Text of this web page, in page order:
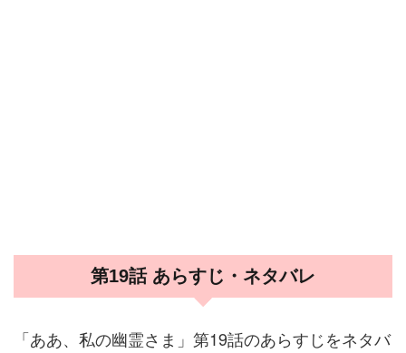
第19話 あらすじ・ネタバレ
「ああ、私の幽霊さま」第19話のあらすじをネタバ